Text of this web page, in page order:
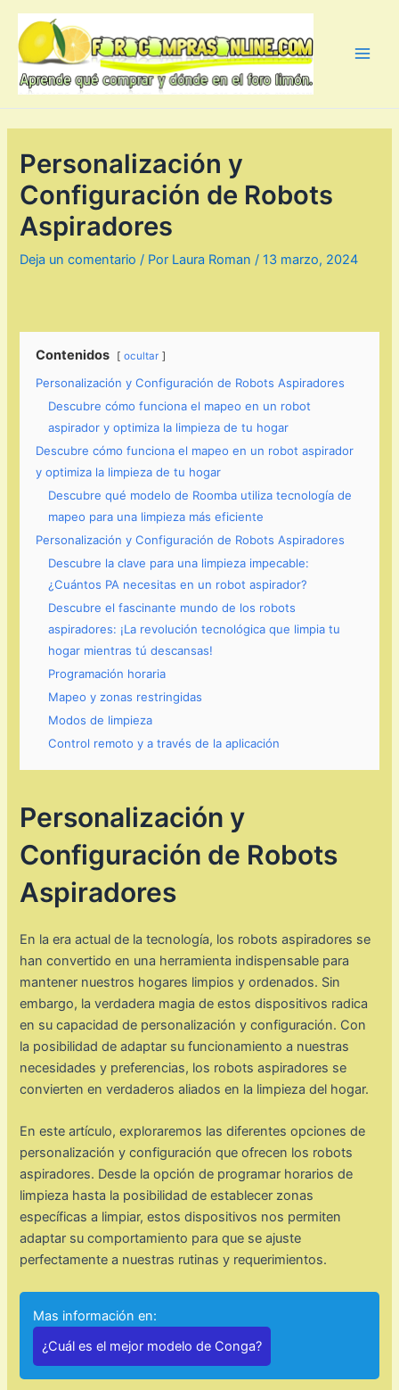
contenido
Personalización y
Configuración de Robots
Aspiradores
Deja un comentario / Por Laura Roman /13 marzo, 2024
Contenidos ocultar
Personalización y Configuración de Robots Aspiradores
Descubre cómo funciona el mapeo en un robot
aspirador y optimiza la limpieza de tu hogar
Descubre cómo funciona el mapeo en un robot aspirador
y optimiza la limpieza de tu hogar
Descubre qué modelo de Roomba utiliza tecnología de
mapeo para una limpieza más eficiente
Personalización y Configuración de Robots Aspiradores
Descubre la clave para una limpieza impecable:
¿Cuántos PA necesitas en un robot aspirador?
Descubre el fascinante mundo de los robots
aspiradores: ¡La revolución tecnológica que limpia tu
hogar mientras tú descansas!
Programación horaria
Mapeo y zonas restringidas
Modos de limpieza
Control remoto y a través de la aplicación
Personalización y
Configuración de Robots
Aspiradores
En la era actual de la tecnología, los robots aspiradores se
han convertido en una herramienta indispensable para
mantener nuestros hogares limpios y ordenados. Sin
embargo, la verdadera magia de estos dispositivos radica
en su capacidad de personalización y configuración. Con
la posibilidad de adaptar su funcionamiento a nuestras
necesidades y preferencias, los robots aspiradores se
convierten en verdaderos aliados en la limpieza del hogar.
En este artículo, exploraremos las diferentes opciones de
personalización y configuración que ofrecen los robots
aspiradores. Desde la opción de programar horarios de
limpieza hasta la posibilidad de establecer zonas
específicas a limpiar, estos dispositivos nos permiten
adaptar su comportamiento para que se ajuste
perfectamente a nuestras rutinas y requerimientos.
Mas información en:
¿Cuál es el mejor modelo de Conga?